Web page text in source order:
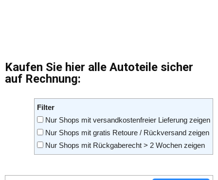
Kaufen Sie hier alle Autoteile sicher
auf Rechnung:
Filter
Nur Shops mit versandkostenfreier Lieferung zeigen
Nur Shops mit gratis Retoure / Rückversand zeigen
Nur Shops mit Rückgaberecht > 2 Wochen zeigen